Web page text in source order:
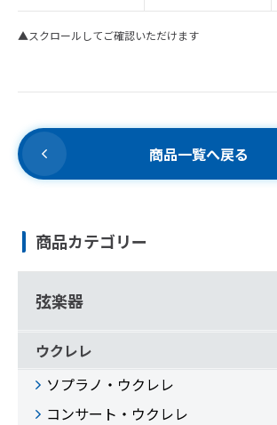
▲スクロールしてご確認いただけます
商品一覧へ戻る
商品カテゴリー
弦楽器
ウクレレ
ソプラノ・ウクレレ
コンサート・ウクレレ